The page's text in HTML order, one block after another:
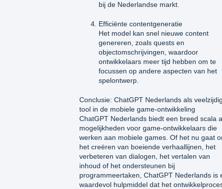
bij de Nederlandse markt.
Efficiënte contentgeneratie
Het model kan snel nieuwe content
genereren, zoals quests en
objectomschrijvingen, waardoor
ontwikkelaars meer tijd hebben om te
focussen op andere aspecten van het
spelontwerp.
Conclusie: ChatGPT Nederlands als
tool in de mobiele game-ontwikkeling
ChatGPT Nederlands biedt een breed scala
mogelijkheden voor game-ontwikkelaars die
werken aan mobiele games. Of het nu gaat
het creëren van boeiende verhaallijnen, het
verbeteren van dialogen, het vertalen van
inhoud of het ondersteunen bij
programmeertaken, ChatGPT Nederlands is
waardevol hulpmiddel dat het